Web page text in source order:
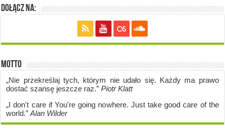
Dołącz na:
Motto
„Nie przekreślaj tych, którym nie udało się. Każdy ma prawo
dostać szansę jeszcze raz.”Piotr Klatt
„I don't care if You're going nowhere. Just take good care of the
world.”Alan Wilder